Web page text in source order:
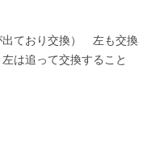
出ており交換） 左も交換
は追って交換すること